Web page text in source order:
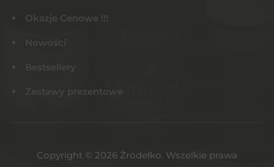
Okazje Cenowe !!!
Nowości
Bestsellery
Zestawy prezentowe
Copyright © 2026 Żródełko. Wszelkie prawa